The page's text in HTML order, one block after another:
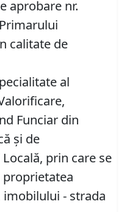
aprobare nr.
calitate de
al
Funciar din
şi de
prin care se
- strada